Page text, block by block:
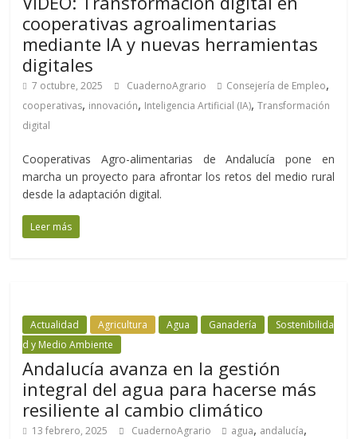
cooperativas agroalimentarias
mediante IA y nuevas herramientas
digitales
7 octubre, 2025 CuadernoAgrario Consejería de Empleo,
cooperativas, innovación, Inteligencia Artificial (IA),Transformación
digital
Cooperativas Agro-alimentarias de Andalucía pone en
marcha un proyecto para afrontar los retos del medio rural
desde la adaptación digital.
Leer más
Actualidad Agricultura Agua Ganadería
Sostenibilida
d y Medio Ambiente
Andalucía avanza en la gestión
integral del agua para hacerse más
resiliente al cambio climático
13 febrero, 2025 CuadernoAgrario agua, andalucía,